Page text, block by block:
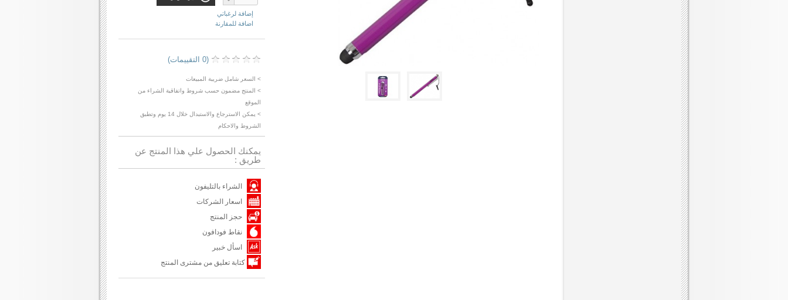
إضافة لرغباتي
اضافة للمقارنة
(0 التقييمات)
> السعر شامل ضريبة المبيعات
> المنتج مضمون حسب شروط واتفاقية الشراء من
الموقع
> يمكن الاسترجاع والاستبدال خلال 14 يوم وتطبق
الشروط والاحكام
يمكنك الحصول علي هذا المنتج عن
طريق :
الشراء بالتليفون
اسعار الشركات
حجز المنتج
نقاط فودافون
اسأل خبير
كتابة تعليق من مشترى المنتج